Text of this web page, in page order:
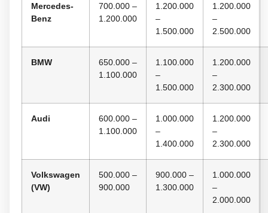
Mercedes-
Benz
700.000 –
1.200.000
1.200.000
–
1.500.000
1.200.000
–
2.500.000
BMW
650.000 –
1.100.000
1.100.000
–
1.500.000
1.200.000
–
2.300.000
Audi
600.000 –
1.100.000
1.000.000
–
1.400.000
1.200.000
–
2.300.000
Volkswagen
(VW)
500.000 –
900.000
900.000 –
1.300.000
1.000.000
–
2.000.000